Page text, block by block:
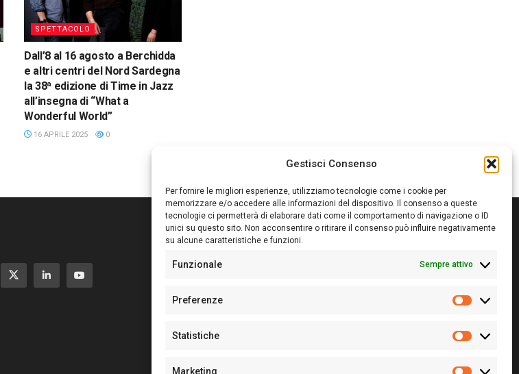
Gestisci Consenso
Per fornire le migliori esperienze, utilizziamo tecnologie come i cookie per
memorizzare e/o accedere alle informazioni del dispositivo. Il consenso a queste
tecnologie ci permetterà di elaborare dati come il comportamento di navigazione o ID
unici su questo sito. Non acconsentire o ritirare il consenso può influire negativamente
su alcune caratteristiche e funzioni.
Funzionale Sempre attivo
Preferenze
Statistiche
Statistiche
Marketing
SPETTACOLO
Dall’8 al 16 agosto a Berchidda
e altri centri del Nord Sardegna
la 38ª edizione di Time in Jazz
all’insegna di “What a
Wonderful World”
16 APRILE 2025 0
Editore:Giampaolo Cirronis Ditta individuale
Sede:
N° di iscrizione al ROC:
N° 128/2020 del 10/02/2020
Per la Pubblicità: